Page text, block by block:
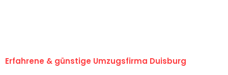
Erfahrene & günstige Umzugsfirma Duisburg